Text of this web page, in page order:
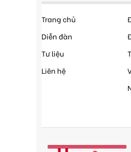
Trang chủ
Diễn đàn
Tư liệu
Liên hệ